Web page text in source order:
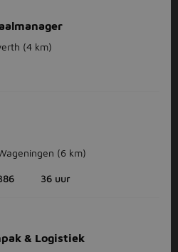
(4 km)
(6 km)
36 uur
& Logistiek